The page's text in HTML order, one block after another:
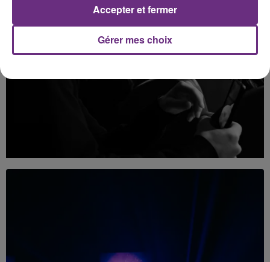
Gérer mes choix
Accepter et fermer